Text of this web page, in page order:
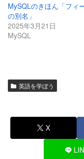
MySQLのきほん「フィ
の別名」
2025年3月21日
MySQL
英語を学ぼう
X